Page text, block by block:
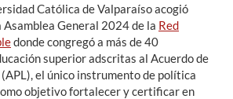
Católica de Valparaíso acogió
General 2024 de la Red
donde congregó a más de 40
superior adscritas al Acuerdo de
el único instrumento de política
objetivo fortalecer y certificar en